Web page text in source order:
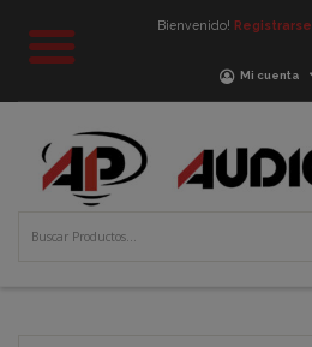
Bienvenido! Registrarse
Mi cuenta